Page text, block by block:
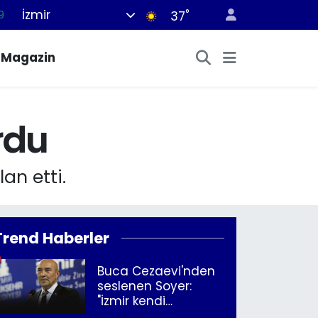
İzmir 37°
Magazin
etti.
Haberler
Buca Cezaevi'nden
seslenen Soyer:
"İzmir kendi